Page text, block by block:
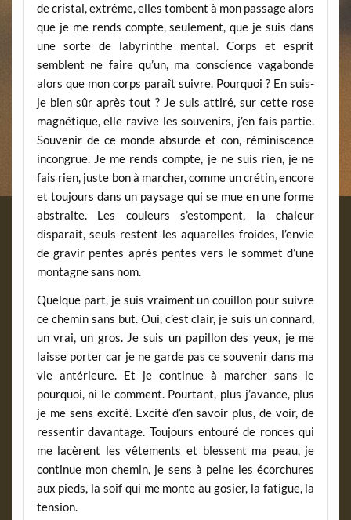
de cristal, extrême, elles tombent à mon passage alors
que je me rends compte, seulement, que je suis dans
une sorte de labyrinthe mental. Corps et esprit
semblent ne faire qu’un, ma conscience vagabonde
alors que mon corps paraît suivre. Pourquoi ? En suis-
je bien sûr après tout ? Je suis attiré, sur cette rose
magnétique, elle ravive les souvenirs, j’en fais partie.
Souvenir de ce monde absurde et con, réminiscence
incongrue. Je me rends compte, je ne suis rien, je ne
fais rien, juste bon à marcher, comme un crétin, encore
et toujours dans un paysage qui se mue en une forme
abstraite. Les couleurs s’estompent, la chaleur
disparait, seuls restent les aquarelles froides, l’envie
de gravir pentes après pentes vers le sommet d’une
montagne sans nom.
Quelque part, je suis vraiment un couillon pour suivre
ce chemin sans but. Oui, c’est clair, je suis un connard,
un vrai, un gros. Je suis un papillon des yeux, je me
laisse porter car je ne garde pas ce souvenir dans ma
vie antérieure. Et je continue à marcher sans le
pourquoi, ni le comment. Pourtant, plus j’avance, plus
je me sens excité. Excité d’en savoir plus, de voir, de
ressentir davantage. Toujours entouré de ronces qui
me lacèrent les vêtements et blessent ma peau, je
continue mon chemin, je sens à peine les écorchures
aux pieds, la soif qui me monte au gosier, la fatigue, la
tension.